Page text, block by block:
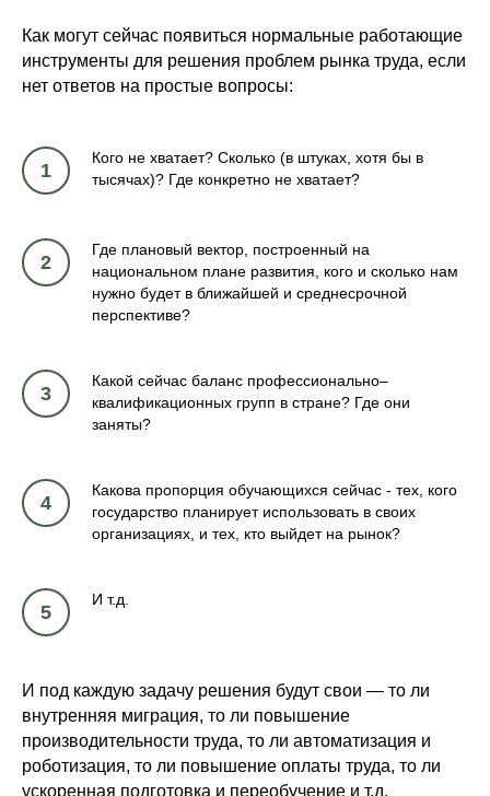
Как могут сейчас появиться нормальные работающие
инструменты для решения проблем рынка труда, если
нет ответов на простые вопросы:
1
Кого не хватает? Сколько (в штуках, хотя бы в
тысячах)? Где конкретно не хватает?
2
Где плановый вектор, построенный на
национальном плане развития, кого и сколько нам
нужно будет в ближайшей и среднесрочной
перспективе?
3
Какой сейчас баланс профессионально–
квалификационных групп в стране? Где они
заняты?
4
Какова пропорция обучающихся сейчас - тех, кого
государство планирует использовать в своих
организациях, и тех, кто выйдет на рынок?
5
И т.д.
И под каждую задачу решения будут свои — то ли
внутренняя миграция, то ли повышение
производительности труда, то ли автоматизация и
роботизация, то ли повышение оплаты труда, то ли
ускоренная подготовка и переобучение и т.д.